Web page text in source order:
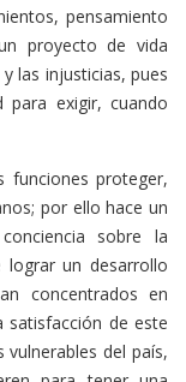
pensamiento
proyecto de vida
las injusticias, pues
para exigir, cuando
funciones proteger,
por ello hace un
sobre la
un desarrollo
concentrados en
satisfacción de este
del país,